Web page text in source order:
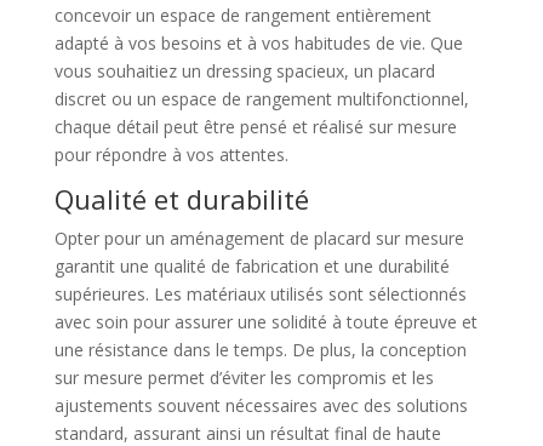
concevoir un espace de rangement entièrement
adapté à vos besoins et à vos habitudes de vie. Que
vous souhaitiez un dressing spacieux, un placard
discret ou un espace de rangement multifonctionnel,
chaque détail peut être pensé et réalisé sur mesure
pour répondre à vos attentes.
Qualité et durabilité
Opter pour un aménagement de placard sur mesure
garantit une qualité de fabrication et une durabilité
supérieures. Les matériaux utilisés sont sélectionnés
avec soin pour assurer une solidité à toute épreuve et
une résistance dans le temps. De plus, la conception
sur mesure permet d’éviter les compromis et les
ajustements souvent nécessaires avec des solutions
standard, assurant ainsi un résultat final de haute